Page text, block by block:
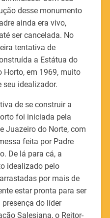
desse monumento
ainda era vivo,
ser cancelada. No
tentativa de
a Estátua do
Horto, em 1969, muito
seu idealizador.
de se construir a
foi iniciada pela
Juazeiro do Norte, com
feita por Padre
De lá para cá, a
idealizado pelo
por mais de
estar pronta para ser
do líder
Salesiana, o Reitor-